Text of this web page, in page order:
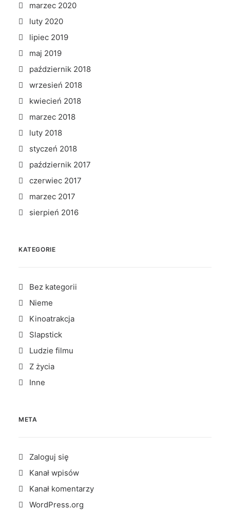
marzec 2020
luty 2020
lipiec 2019
maj 2019
październik 2018
wrzesień 2018
kwiecień 2018
marzec 2018
luty 2018
styczeń 2018
październik 2017
czerwiec 2017
marzec 2017
sierpień 2016
KATEGORIE
Bez kategorii
Nieme
Kinoatrakcja
Slapstick
Ludzie filmu
Z życia
Inne
META
Zaloguj się
Kanał wpisów
Kanał komentarzy
WordPress.org